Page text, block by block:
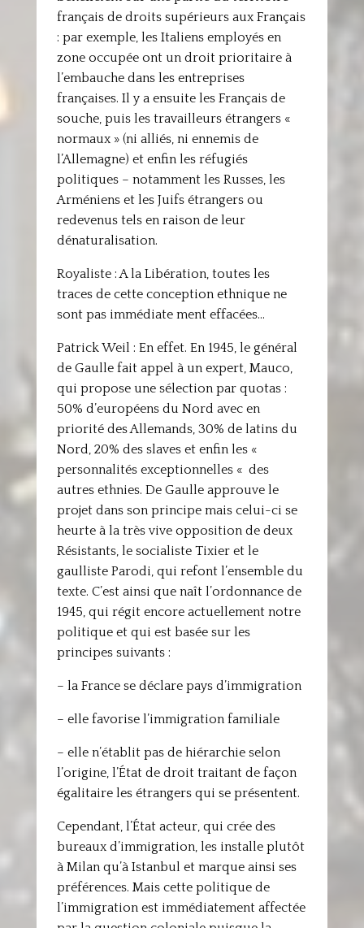
français de droits supérieurs aux Français
: par exemple, les Italiens employés en
zone occupée ont un droit prioritaire à
l’embauche dans les entreprises
françaises. Il y a ensuite les Français de
souche, puis les travailleurs étrangers «
normaux » (ni alliés, ni ennemis de
l’Allemagne) et enfin les réfugiés
politiques – notamment les Russes, les
Arméniens et les Juifs étrangers ou
redevenus tels en raison de leur
dénaturalisation.
Royaliste : A la Libération, toutes les
traces de cette conception ethnique ne
sont pas immédiate ment effacées…
Patrick Weil : En effet. En 1945, le général
de Gaulle fait appel à un expert, Mauco,
qui propose une sélection par quotas :
50% d’européens du Nord avec en
priorité des Allemands, 30% de latins du
Nord, 20% des slaves et enfin les «
personnalités exceptionnelles « des
autres ethnies. De Gaulle approuve le
projet dans son principe mais celui-ci se
heurte à la très vive opposition de deux
Résistants, le socialiste Tixier et le
gaulliste Parodi, qui refont l’ensemble du
texte. C’est ainsi que naît l’ordonnance de
1945, qui régit encore actuellement notre
politique et qui est basée sur les
principes suivants :
– la France se déclare pays d’immigration
– elle favorise l’immigration familiale
– elle n’établit pas de hiérarchie selon
l’origine, l’État de droit traitant de façon
égalitaire les étrangers qui se présentent.
Cependant, l’État acteur, qui crée des
bureaux d’immigration, les installe plutôt
à Milan qu’à Istanbul et marque ainsi ses
préférences. Mais cette politique de
l’immigration est immédiatement affectée